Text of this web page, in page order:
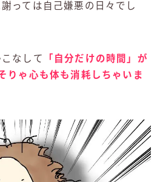
っては自己嫌悪の日々でし
なして
「自分だけの時間」が
りゃ心も体も消耗しちゃいま